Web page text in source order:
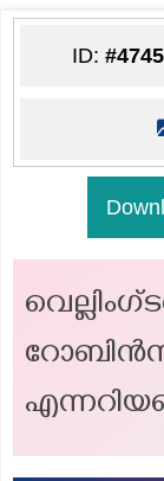
ID:#4745